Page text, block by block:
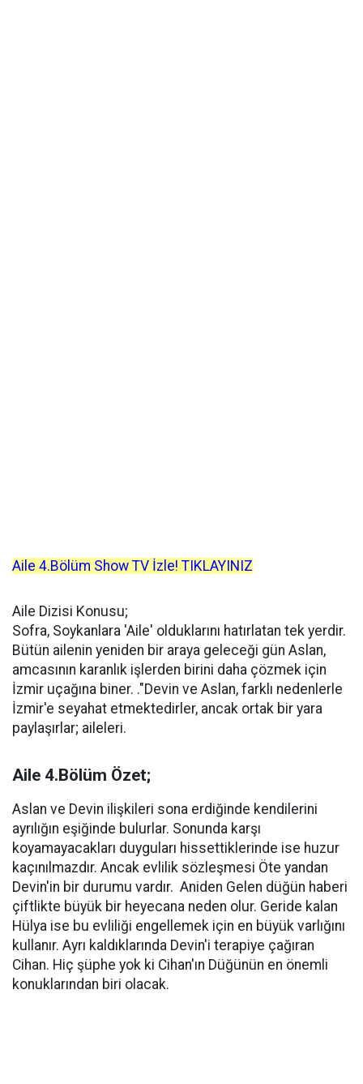
Aile 4.Bölüm Show TV İzle! TIKLAYINIZ
Aile Dizisi Konusu;
Sofra, Soykanlara 'Aile' olduklarını hatırlatan tek yerdir.
Bütün ailenin yeniden bir araya geleceği gün Aslan,
amcasının karanlık işlerden birini daha çözmek için
İzmir uçağına biner. ."Devin ve Aslan, farklı nedenlerle
İzmir'e seyahat etmektedirler, ancak ortak bir yara
paylaşırlar; aileleri.
Aile 4.Bölüm Özet;
Aslan ve Devin ilişkileri sona erdiğinde kendilerini
ayrılığın eşiğinde bulurlar. Sonunda karşı
koyamayacakları duyguları hissettiklerinde ise huzur
kaçınılmazdır. Ancak evlilik sözleşmesi Öte yandan
Devin'in bir durumu vardır. Aniden Gelen düğün haberi
çiftlikte büyük bir heyecana neden olur. Geride kalan
Hülya ise bu evliliği engellemek için en büyük varlığını
kullanır. Ayrı kaldıklarında Devin'i terapiye çağıran
Cihan. Hiç şüphe yok ki Cihan'ın Düğünün en önemli
konuklarından biri olacak.